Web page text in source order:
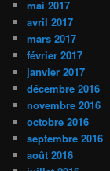
mai 2017
avril 2017
mars 2017
février 2017
janvier 2017
décembre 2016
novembre 2016
octobre 2016
septembre 2016
août 2016